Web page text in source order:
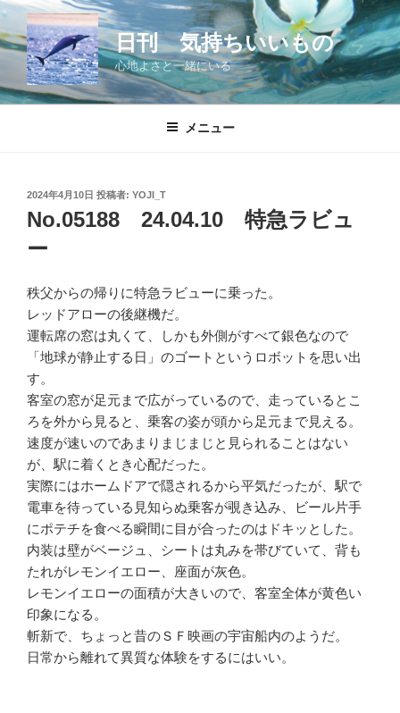
コ
ン
テ
ツ
日刊 気持ちいいもの
心地よさと一緒にいる
メニュー
投
稿
日:
2024年4月10日 投稿者: YOJI_T
No.05188 24.04.10 特急ラビュ
ー
秩父からの帰りに特急ラビューに乗った。
レッドアローの後継機だ。
運転席の窓は丸くて、しかも外側がすべて銀色なので
「地球が静止する日」のゴートというロボットを思い出
す。
客室の窓が足元まで広がっているので、走っているとこ
ろを外から見ると、乗客の姿が頭から足元まで見える。
速度が速いのであまりまじまじと見られることはない
が、駅に着くとき心配だった。
実際にはホームドアで隠されるから平気だったが、駅で
電車を待っている見知らぬ乗客が覗き込み、ビール片手
にポテチを食べる瞬間に目が合ったのはドキッとした。
内装は壁がベージュ、シートは丸みを帯びていて、背も
たれがレモンイエロー、座面が灰色。
レモンイエローの面積が大きいので、客室全体が黄色い
印象になる。
斬新で、ちょっと昔のＳＦ映画の宇宙船内のようだ。
日常から離れて異質な体験をするにはいい。